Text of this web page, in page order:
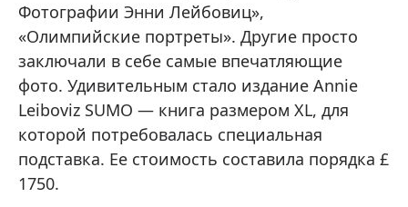
Фотографии Энни Лейбовиц»,
«Олимпийские портреты». Другие просто
заключали в себе самые впечатляющие
фото. Удивительным стало издание Annie
Leiboviz SUMO — книга размером XL, для
которой потребовалась специальная
подставка. Ее стоимость составила порядка £
1750.